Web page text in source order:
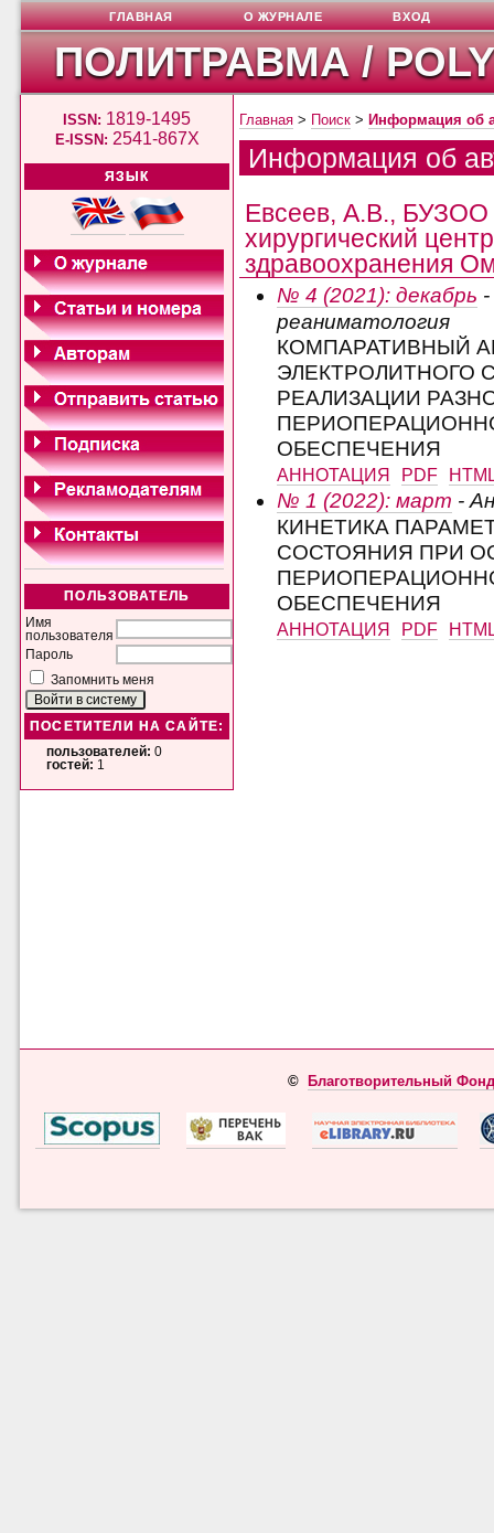
ПОЛИТРАВМА /
ISSN: 1819-1495
E-ISSN: 2541-867X
ЯЗЫК
ПОЛЬЗОВАТЕЛЬ
Имя
пользователя
Пароль
Запомнить меня
ПОСЕТИТЕЛИ НА САЙТЕ:
пользователей: 0
гостей: 1
ГЛАВНАЯ О ЖУРНАЛЕ ВХОД
Главная > Поиск > Информация об
Информация об
Евсеев, А.В., БУЗОО
хирургический
здравоохранения
№ 4 (2021): декабрь
реаниматология
КОМПАРАТИВНЫЙ
ЭЛЕКТРОЛИТНОГО
РЕАЛИЗАЦИИ
ОБЕСПЕЧЕНИЯ
АННОТАЦИЯ PDF
№ 1 (2022): март -
КИНЕТИКА
СОСТОЯНИЯ ПРИ
ОБЕСПЕЧЕНИЯ
АННОТАЦИЯ PDF
© Благотворительный